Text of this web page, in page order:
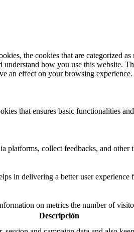
the cookies that are categorized as
how you use this website.
an effect on your browsing experience.
that ensures basic functionalities
platforms, collect feedbacks, and other
in delivering a better user experience
on metrics the number of
Descripción